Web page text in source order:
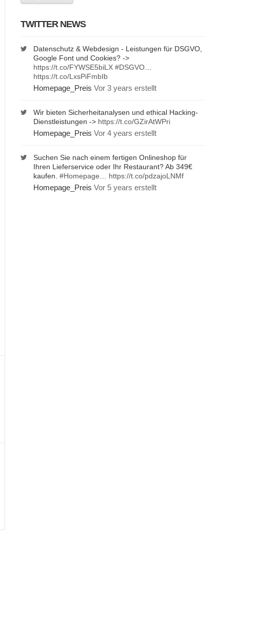
TWITTER NEWS
Datenschutz & Webdesign - Leistungen für DSGVO,
Google Font und Cookies? ->
https://t.co/FYWSE5biLX #DSGVO…
https://t.co/LxsPiFmbIb
Homepage_Preis Vor 3 years erstellt
Wir bieten Sicherheitanalysen und ethical Hacking-
Dienstleistungen -> https://t.co/GZirAtWPri
Homepage_Preis Vor 4 years erstellt
Suchen Sie nach einem fertigen Onlineshop für
Ihren Lieferservice oder Ihr Restaurant? Ab 349€
kaufen. #Homepage https://t.co/pdzajoLNMf
Homepage_Preis Vor 5 years erstellt